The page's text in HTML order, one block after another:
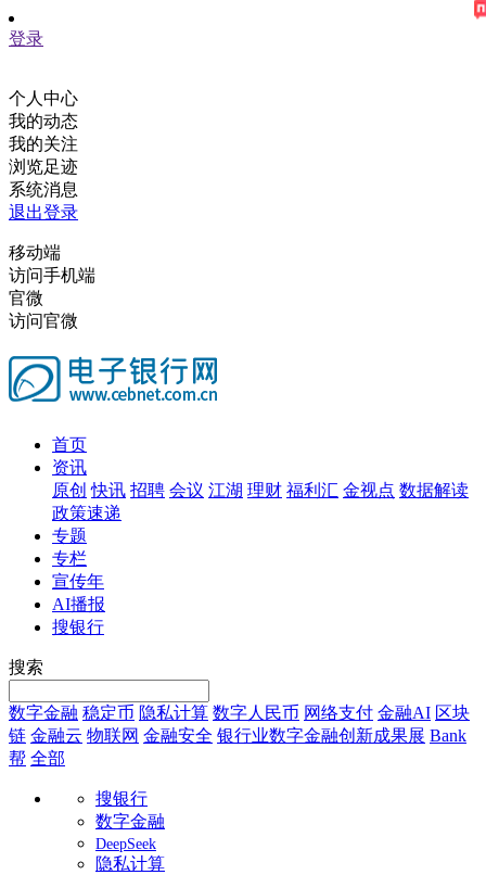
登录
个人中心
我的动态
我的关注
浏览足迹
系统消息
退出登录
移动端
访问手机端
官微
访问官微
首页
资讯
原创 快讯 招聘 会议 江湖 理财 福利汇 金视点 数据解读
政策速递
专题
专栏
宣传年
AI播报
搜银行
搜索
数字金融 稳定币 隐私计算 数字人民币 网络支付 金融AI 区块
链 金融云 物联网 金融安全 银行业数字金融创新成果展 Bank
帮 全部
搜银行
数字金融
DeepSeek
隐私计算